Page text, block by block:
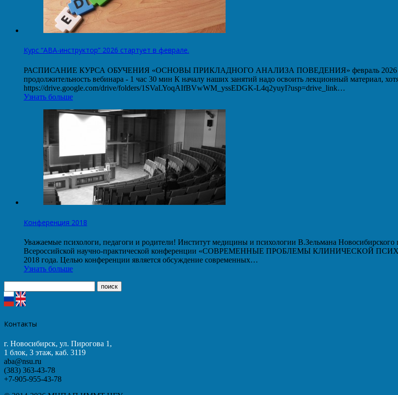
Курс “АВА-инструктор” 2026 стартует в феврале.
РАСПИСАНИЕ КУРСА ОБУЧЕНИЯ «ОСНОВЫ ПРИКЛАДНОГО АНАЛИЗА ПОВЕДЕНИЯ» февраль 2026 Время
продолжительность вебинара - 1 час 30 мин К началу наших занятий надо освоить лекционный материал,
https://drive.google.com/drive/folders/1SVaLYoqAIfBVwWM_yssEDGK-L4q2yuyI?usp=drive_link…
Узнать больше
Конференция 2018
Уважаемые психологи, педагоги и родители! Институт медицины и психологии В.Зельмана Новосибирского
Всероссийской научно-практической конференции «СОВРЕМЕННЫЕ ПРОБЛЕМЫ КЛИНИЧЕСКОЙ
2018 года. Целью конференции является обсуждение современных…
Узнать больше
Контакты
г. Новосибирск, ул. Пирогова 1,
1 блок, 3 этаж, каб. 3119
aba@nsu.ru
(383) 363-43-78
+7-905-955-43-78